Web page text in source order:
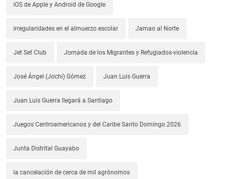
iOS de Apple y Android de Google
irregularidades en el almuerzo escolar Jamao al Norte
Jet Set Club Jornada de los Migrantes y Refugiados-violencia
José Ángel (Jochi) Gómez Juan Luis Guerra
Juan Luis Guerra llegará a Santiago
Juegos Centroamericanos y del Caribe Santo Domingo 2026
Junta Distrital Guayabo
la cancelación de cerca de mil agrónomos